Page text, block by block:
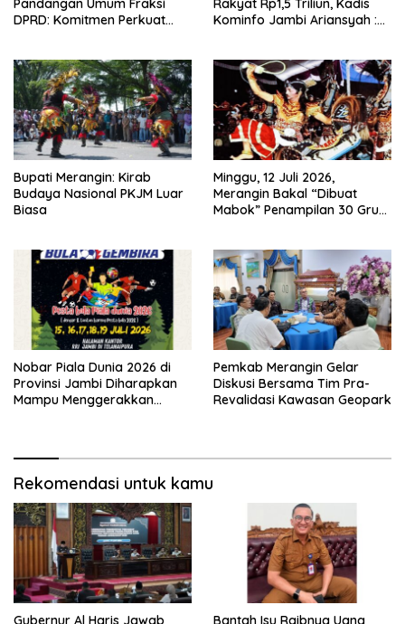
Pandangan Umum Fraksi
DPRD: Komitmen Perkuat
Rakyat Rp1,5 Triliun, Kadis
Kominfo Jambi Ariansyah :
Sejak 2002
Bupati Merangin: Kirab
Budaya Nasional PKJM Luar
Biasa
Minggu, 12 Juli 2026,
Merangin Bakal “Dibuat
Mabok” Penampilan 30 Grup
Nobar Piala Dunia 2026 di
Provinsi Jambi Diharapkan
Mampu Menggerakkan
Pemkab Merangin Gelar
Diskusi Bersama Tim Pra-
Revalidasi Kawasan Geopark
Rekomendasi untuk kamu
Gubernur Al Haris Jawab
Bantah Isu Raibnya Uang